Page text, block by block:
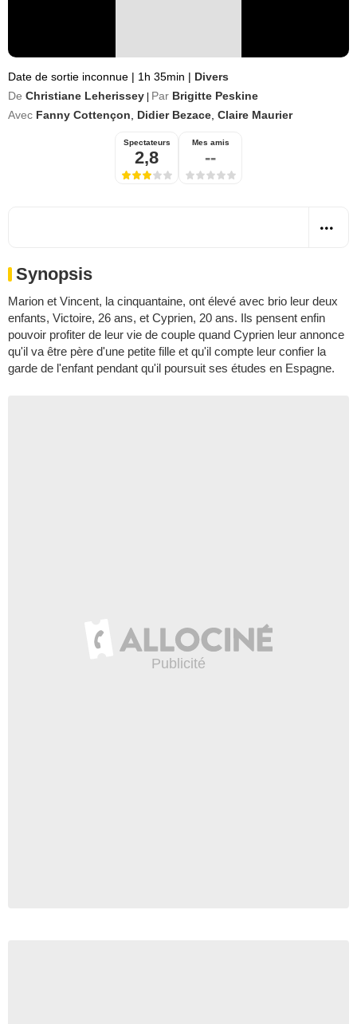
Date de sortie inconnue | 1h 35min | Divers
De Christiane Leherissey Par Brigitte Peskine
Avec Fanny Cottençon Didier Bezace Claire Maurier
Spectateurs
2,8
Mes amis
--
Synopsis
Marion et Vincent, la cinquantaine, ont élevé avec brio leur deux
enfants, Victoire, 26 ans, et Cyprien, 20 ans. Ils pensent enfin
pouvoir profiter de leur vie de couple quand Cyprien leur annonce
qu'il va être père d'une petite fille et qu'il compte leur confier la
garde de l'enfant pendant qu'il poursuit ses études en Espagne.